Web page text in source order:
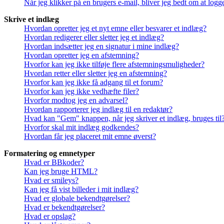
Når jeg klikker på en brugers e-mail, bliver jeg bedt om at
Skrive et indlæg
Hvordan opretter jeg et nyt emne eller besvarer et indlæg?
Hvordan redigerer eller sletter jeg et indlæg?
Hvordan indsætter jeg en signatur i mine indlæg?
Hvordan opretter jeg en afstemning?
Hvorfor kan jeg ikke tilføje flere afstemningsmuligheder?
Hvordan retter eller sletter jeg en afstemning?
Hvorfor kan jeg ikke få adgang til et forum?
Hvorfor kan jeg ikke vedhæfte filer?
Hvorfor modtog jeg en advarsel?
Hvordan rapporterer jeg indlæg til en redaktør?
Hvad kan "Gem" knappen, når jeg skriver et indlæg, bruges
Hvorfor skal mit indlæg godkendes?
Hvordan får jeg placeret mit emne øverst?
Formatering og emnetyper
Hvad er BBkoder?
Kan jeg bruge HTML?
Hvad er smileys?
Kan jeg få vist billeder i mit indlæg?
Hvad er globale bekendtgørelser?
Hvad er bekendtgørelser?
Hvad er opslag?